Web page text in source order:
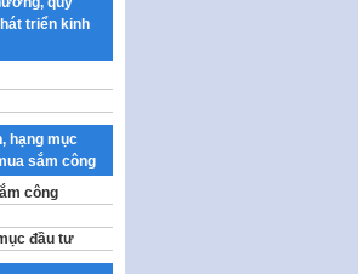
hướng dẫn
của Luật Lý
số nội
số 30/NQ-
02…
trình hành
thực hiện
TW ngày
triển kinh
hạng mục
sắm công
công
đầu tư